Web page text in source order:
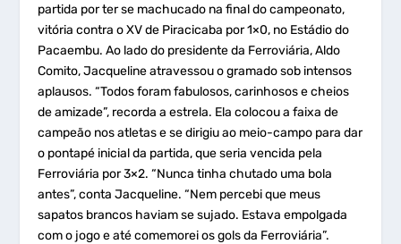
partida por ter se machucado na final do campeonato,
vitória contra o XV de Piracicaba por 1×0, no Estádio do
Pacaembu. Ao lado do presidente da Ferroviária, Aldo
Comito, Jacqueline atravessou o gramado sob intensos
aplausos. “Todos foram fabulosos, carinhosos e cheios
de amizade”, recorda a estrela. Ela colocou a faixa de
campeão nos atletas e se dirigiu ao meio-campo para dar
o pontapé inicial da partida, que seria vencida pela
Ferroviária por 3×2. “Nunca tinha chutado uma bola
antes”, conta Jacqueline. “Nem percebi que meus
sapatos brancos haviam se sujado. Estava empolgada
com o jogo e até comemorei os gols da Ferroviária”.